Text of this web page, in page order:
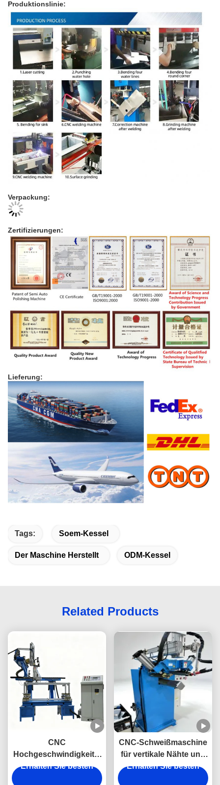
Produktionslinie:
Verpackung:
Zertifizierungen:
Lieferung:
Tags: Soem-Kessel
Der Maschine Herstellt ODM-Kessel
Related Products
CNC
Hochgeschwindigkeits-
Einzelbrenner-
Erhalten Sie besten
CNC-Schweißmaschine
für vertikale Nähte und
untere Ecken –
Spezialschweißmaschine
Erhalten Sie besten